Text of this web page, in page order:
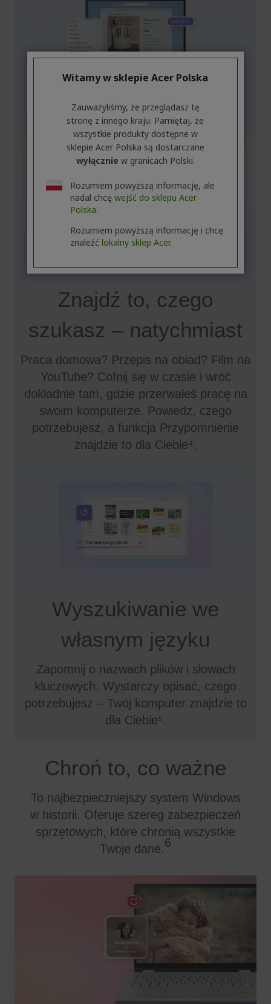
Znajdź to, czego
szukasz – natychmiast
Praca domowa? Przepis na obiad? Film na
YouTube? Cofnij się w czasie i wróć
dokładnie tam, gdzie przerwałeś pracę na
swoim komputerze. Powiedz, czego
potrzebujesz, a funkcja Przypomnienie
znajdzie to dla Ciebie⁴.
Wyszukiwanie we
własnym języku
Zapomnij o nazwach plików i słowach
kluczowych. Wystarczy opisać, czego
potrzebujesz – Twój komputer znajdzie to
dla Ciebie⁵.
Chroń to, co ważne
To najbezpieczniejszy system Windows
w historii. Oferuje szereg zabezpieczeń
sprzętowych, które chronią wszystkie
Twoje dane.6
Witamy w sklepie Acer Polska
Zauważyliśmy, że przeglądasz tę
stronę z innego kraju. Pamiętaj, że
wszystkie produkty dostępne w
sklepie Acer Polska są dostarczane
wyłącznie w granicach Polski.
Rozumiem powyższą informację, ale
nadal chcę wejść do sklepu Acer
Polska.
Rozumiem powyższą informację i chcę
znaleźć lokalny sklep Acer.